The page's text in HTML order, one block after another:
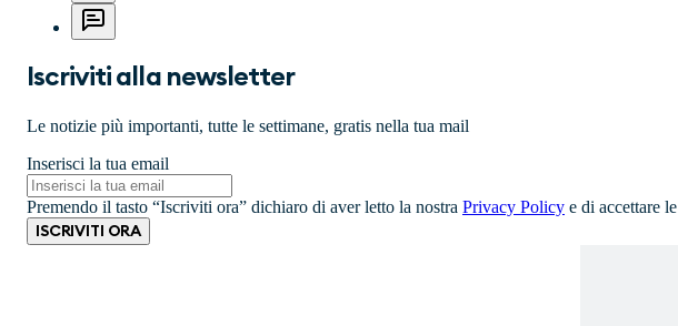
Iscriviti alla newsletter
Le notizie più importanti, tutte le settimane, gratis nella tua mail
Inserisci la tua email
Premendo il tasto “Iscriviti ora” dichiaro di aver letto la nostra Privacy Policy e di accettare le
ISCRIVITI ORA